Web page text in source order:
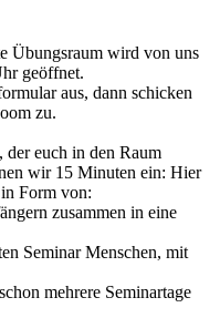
Übungsraum wird von uns
geöffnet.
aus, dann schicken
zu.
der euch in den Raum
wir 15 Minuten ein: Hier
Form von:
zusammen in eine
Seminar Menschen, mit
mehrere Seminartage